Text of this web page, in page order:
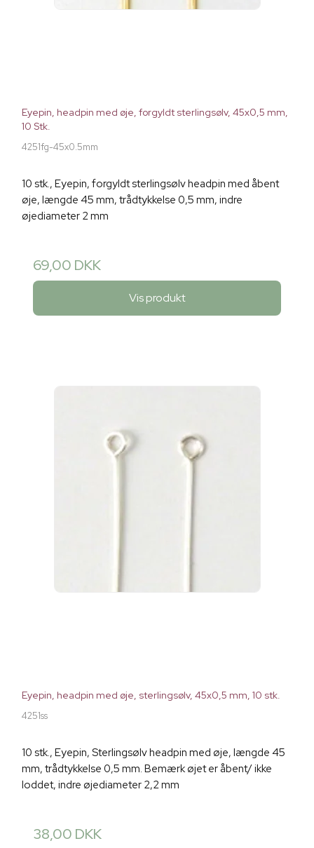
Eyepin, headpin med øje, forgyldt sterlingsølv, 45x0,5 mm,
10 Stk.
4251fg-45x0.5mm
10 stk., Eyepin, forgyldt sterlingsølv headpin med åbent
øje, længde 45 mm, trådtykkelse 0,5 mm, indre
øjediameter 2 mm
69,00 DKK
Vis produkt
Eyepin, headpin med øje, sterlingsølv, 45x0,5 mm, 10 stk.
4251ss
10 stk., Eyepin, Sterlingsølv headpin med øje, længde 45
mm, trådtykkelse 0,5 mm. Bemærk øjet er åbent/ ikke
loddet, indre øjediameter 2,2 mm
38,00 DKK